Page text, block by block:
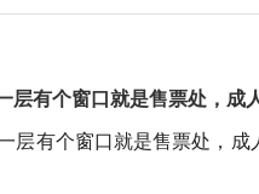
层有个窗口就是售票处，成
层有个窗口就是售票处，